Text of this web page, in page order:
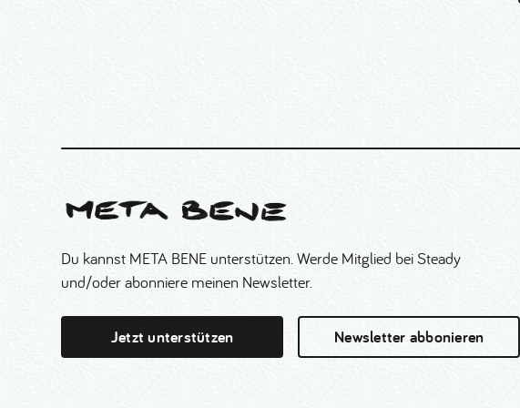
Du kannst META BENE unterstützen. Werde Mitglied bei Steady
und/oder abonniere meinen Newsletter.
Jetzt unterstützen Newsletter abbonieren